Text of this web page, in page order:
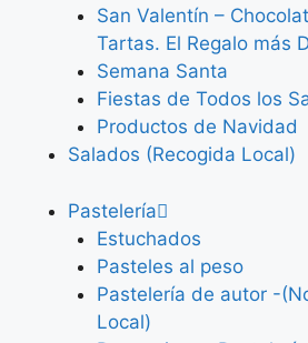
San Valentín –
Tartas. El Regalo más
Semana Santa
Fiestas de Todos los
Productos de Navidad
Salados (Recogida Local)
Pastelería
Estuchados
Pasteles al peso
Pastelería de autor -
Local)